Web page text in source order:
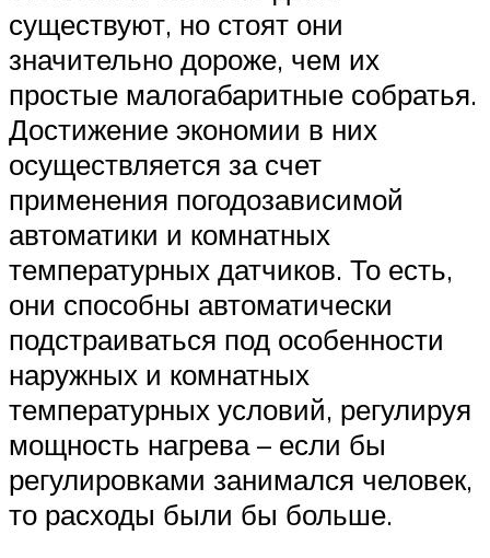
существуют, но стоят они
значительно дороже, чем их
простые малогабаритные собратья.
Достижение экономии в них
осуществляется за счет
применения погодозависимой
автоматики и комнатных
температурных датчиков. То есть,
они способны автоматически
подстраиваться под особенности
наружных и комнатных
температурных условий, регулируя
мощность нагрева – если бы
регулировками занимался человек,
то расходы были бы больше.